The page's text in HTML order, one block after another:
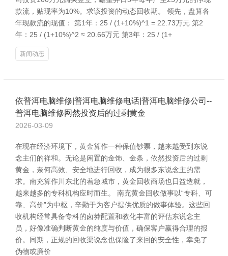
款流，贴现率为10%。求该投资的动态回收期。 领先，盘算各
年现款流的现值： 第1年：25 / (1+10%)^1 = 22.73万元 第2
年：25 / (1+10%)^2 ≈ 20.66万元 第3年：25 / (1+
新闻动态
依普洱电脑维修|普洱电脑维修电话|普洱电脑维修公司--
普洱电脑维修网然投资后的过剩黄金
2026-03-09
在现在经济环境下，黄金算作一种保值钞票，越来越受到东说
念主们的祥和。无论是闲置的金饰、金条，依然投资后的过剩
黄金，奈何高效、安全地进行回收，成为很多东说念主的需
求。南充算作川东北的着急城市，黄金回收商场也日益造就，
越来越多的专科机构应时而生。 南充黄金回收做事以“专科、可
靠、高价”为中枢，辛勤于为客户提供优质的做事体验。这些回
收机构经常具备专科的卤莽配置和教化丰富的评估东说念主
员，好像准确判断黄金的纯度与价值，确保客户赢得合理的报
价。同期，正规的回收渠说念也保险了来回的安全性，幸免了
伪物或廉价